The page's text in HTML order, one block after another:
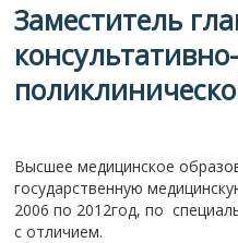
Заместитель
консультативно-
Высшее медицинское
государственную
2006 по 2012год, по
с отличием.